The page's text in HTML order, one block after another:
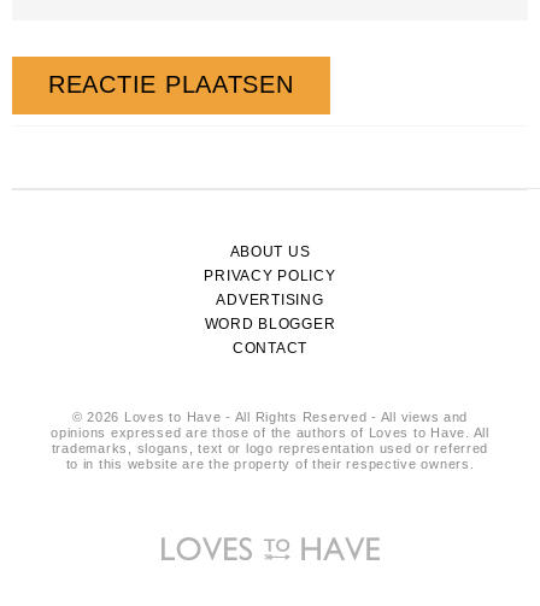
ABOUT US
PRIVACY POLICY
ADVERTISING
WORD BLOGGER
CONTACT
© 2026 Loves to Have - All Rights Reserved - All views and
opinions expressed are those of the authors of Loves to Have. All
trademarks, slogans, text or logo representation used or referred
to in this website are the property of their respective owners.